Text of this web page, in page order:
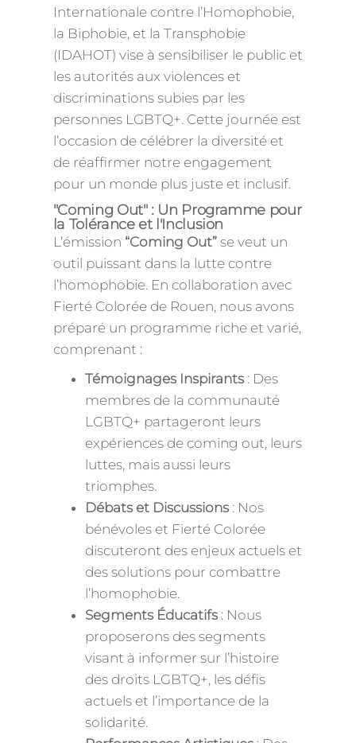
Internationale contre l’Homophobie,
la Biphobie, et la Transphobie
(IDAHOT) vise à sensibiliser le public et
les autorités aux violences et
discriminations subies par les
personnes LGBTQ+. Cette journée est
l’occasion de célébrer la diversité et
de réaffirmer notre engagement
pour un monde plus juste et inclusif.
"Coming Out" : Un Programme pour
la Tolérance et l'Inclusion
L’émission “Coming Out”se veut un
outil puissant dans la lutte contre
l’homophobie. En collaboration avec
Fierté Colorée de Rouen, nous avons
préparé un programme riche et varié,
comprenant :
Témoignages Inspirants: Des
membres de la communauté
LGBTQ+ partageront leurs
expériences de coming out, leurs
luttes, mais aussi leurs
triomphes.
Débats et Discussions: Nos
bénévoles et Fierté Colorée
discuteront des enjeux actuels et
des solutions pour combattre
l’homophobie.
Segments Éducatifs: Nous
proposerons des segments
visant à informer sur l’histoire
des droits LGBTQ+, les défis
actuels et l’importance de la
solidarité.